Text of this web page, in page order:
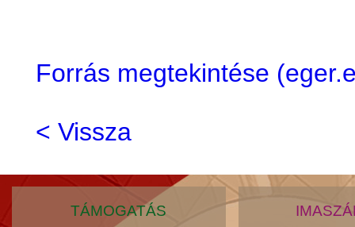
Forrás megtekintése
< Vissza
TÁMOGATÁS